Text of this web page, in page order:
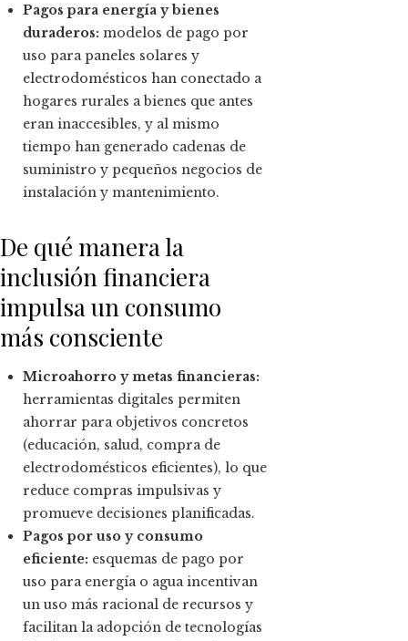
Pagos para energía y bienes
duraderos: modelos de pago por
uso para paneles solares y
electrodomésticos han conectado a
hogares rurales a bienes que antes
eran inaccesibles, y al mismo
tiempo han generado cadenas de
suministro y pequeños negocios de
instalación y mantenimiento.
De qué manera la
inclusión financiera
impulsa un consumo
más consciente
Microahorro y metas financieras:
herramientas digitales permiten
ahorrar para objetivos concretos
(educación, salud, compra de
electrodomésticos eficientes), lo que
reduce compras impulsivas y
promueve decisiones planificadas.
Pagos por uso y consumo
eficiente: esquemas de pago por
uso para energía o agua incentivan
un uso más racional de recursos y
facilitan la adopción de tecnologías